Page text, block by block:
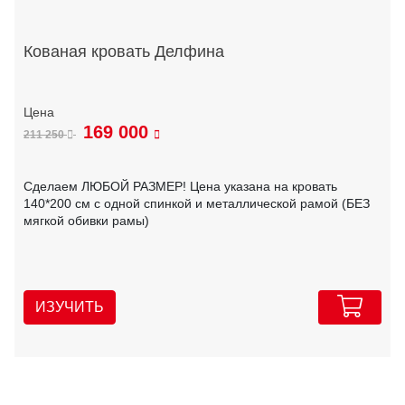
Кованая кровать Делфина
211 250 169 000
Сделаем ЛЮБОЙ РАЗМЕР! Цена указана на кровать
140*200 см с одной спинкой и металлической рамой (БЕЗ
мягкой обивки рамы)
ИЗУЧИТЬ